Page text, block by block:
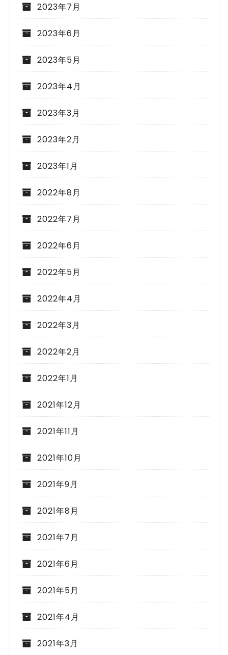
2023年7月
2023年6月
2023年5月
2023年4月
2023年3月
2023年2月
2023年1月
2022年8月
2022年7月
2022年6月
2022年5月
2022年4月
2022年3月
2022年2月
2022年1月
2021年12月
2021年11月
2021年10月
2021年9月
2021年8月
2021年7月
2021年6月
2021年5月
2021年4月
2021年3月